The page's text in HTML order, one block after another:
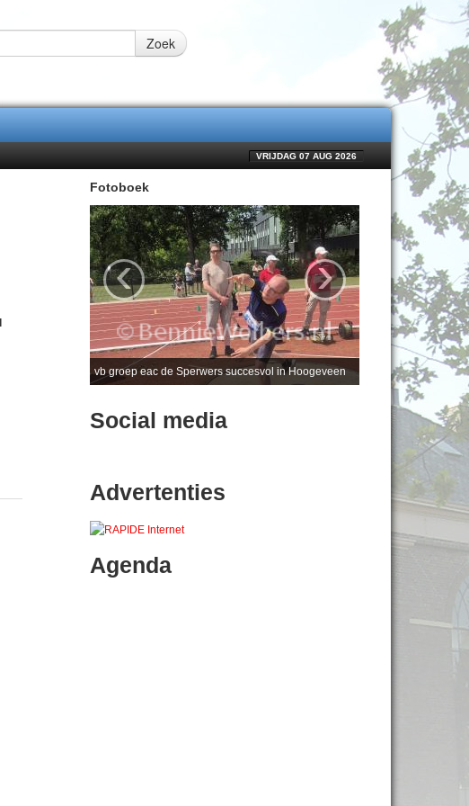
Zoek
VRIJDAG 07 AUG 2026
Fotoboek
vb groep eac de Sperwers succesvol in Hoogeveen
‹ ›
Social media
Advertenties
Agenda